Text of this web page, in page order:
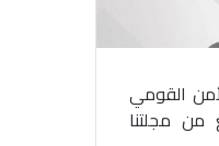
القومي
من مجلتنا